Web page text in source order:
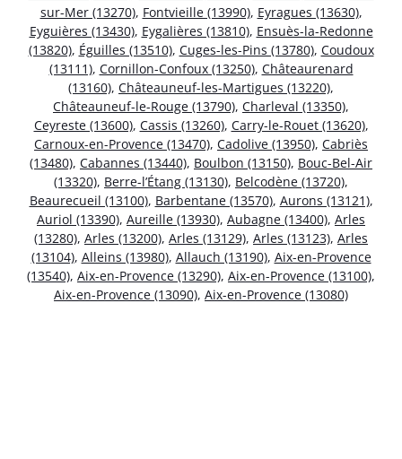
sur-Mer (13270), Fontvieille (13990), Eyragues (13630),
Eyguières (13430), Eygalières (13810), Ensuès-la-Redonne
(13820), Éguilles (13510), Cuges-les-Pins (13780), Coudoux
(13111), Cornillon-Confoux (13250), Châteaurenard
(13160), Châteauneuf-les-Martigues (13220),
Châteauneuf-le-Rouge (13790), Charleval (13350),
Ceyreste (13600), Cassis (13260), Carry-le-Rouet (13620),
Carnoux-en-Provence (13470), Cadolive (13950), Cabriès
(13480), Cabannes (13440), Boulbon (13150), Bouc-Bel-Air
(13320), Berre-l’Étang (13130), Belcodène (13720),
Beaurecueil (13100), Barbentane (13570), Aurons (13121),
Auriol (13390), Aureille (13930), Aubagne (13400), Arles
(13280), Arles (13200), Arles (13129), Arles (13123), Arles
(13104), Alleins (13980), Allauch (13190), Aix-en-Provence
(13540), Aix-en-Provence (13290), Aix-en-Provence (13100),
Aix-en-Provence (13090), Aix-en-Provence (13080)